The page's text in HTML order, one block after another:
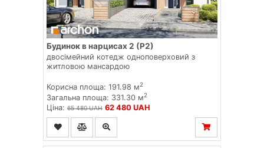
Будинок в нарцисах 2 (Р2)
двосімейний котедж одноповерховий з
житловою мансардою
Корисна площа: 191.98 м2
Загальна площа: 331.30 м2
Ціна: 65 480 UAH 62 480 UAH